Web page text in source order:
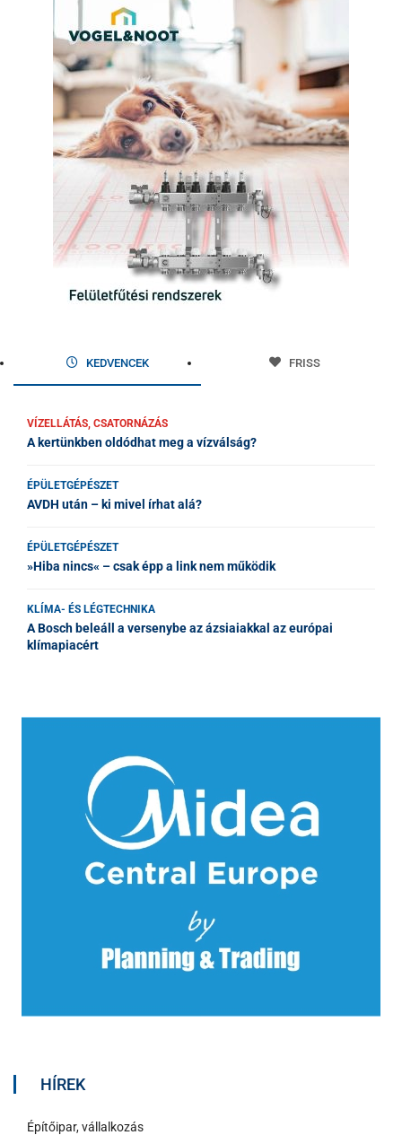
KEDVENCEK FRISS
VÍZELLÁTÁS, CSATORNÁZÁS
A kertünkben oldódhat meg a vízválság?
ÉPÜLETGÉPÉSZET
AVDH után – ki mivel írhat alá?
ÉPÜLETGÉPÉSZET
»Hiba nincs« – csak épp a link nem működik
KLÍMA- ÉS LÉGTECHNIKA
A Bosch beleáll a versenybe az ázsiaiakkal az európai
klímapiacért
HÍREK
Építőipar, vállalkozás